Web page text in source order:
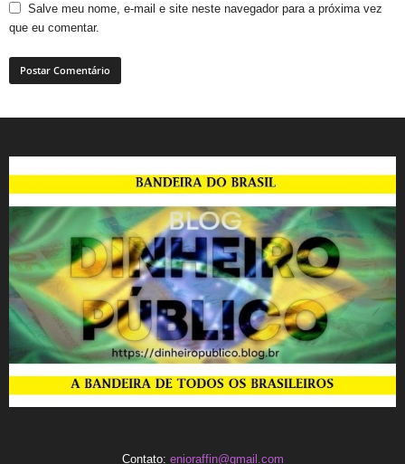
Salve meu nome, e-mail e site neste navegador para a próxima vez
que eu comentar.
Contato: enioraffin@gmail.com